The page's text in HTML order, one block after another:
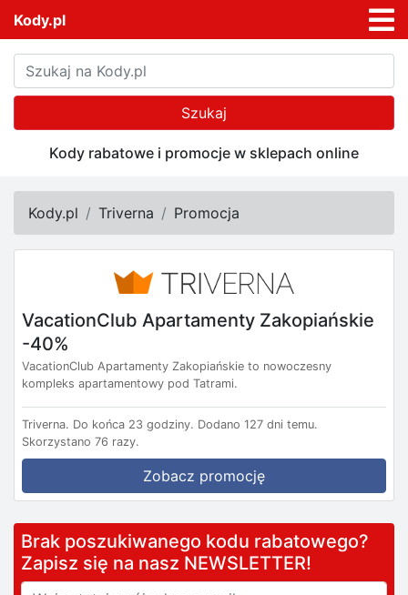
Kody.pl
Szukaj
Kody rabatowe i promocje w sklepach online
Kody.pl Triverna Promocja
VacationClub Apartamenty Zakopiańskie
-40%
VacationClub Apartamenty Zakopiańskie to nowoczesny
kompleks apartamentowy pod Tatrami.
Triverna. Do końca 23 godziny. Dodano 127 dni temu.
Skorzystano 76 razy.
Zobacz promocję
Brak poszukiwanego kodu rabatowego?
Zapisz się na nasz NEWSLETTER!